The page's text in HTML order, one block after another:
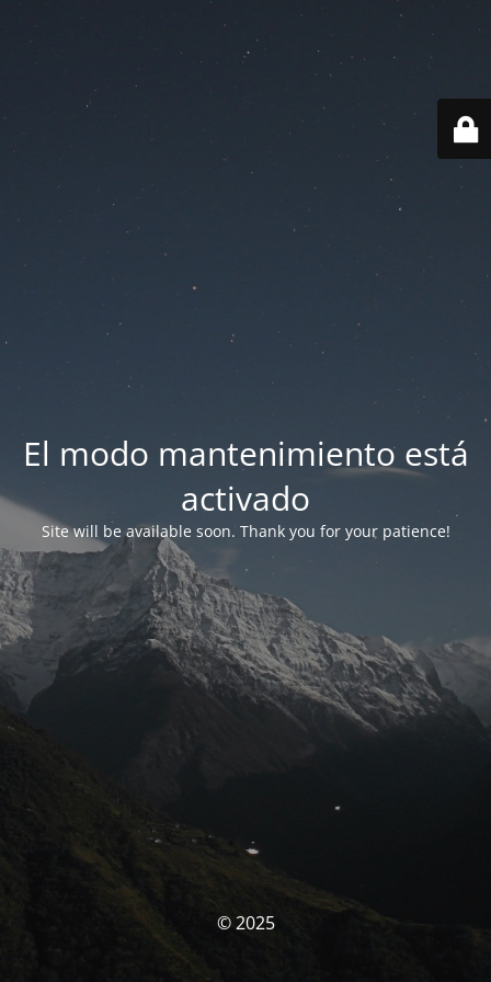
El modo mantenimiento está
activado
Site will be available soon. Thank you for your patience!
© 2025